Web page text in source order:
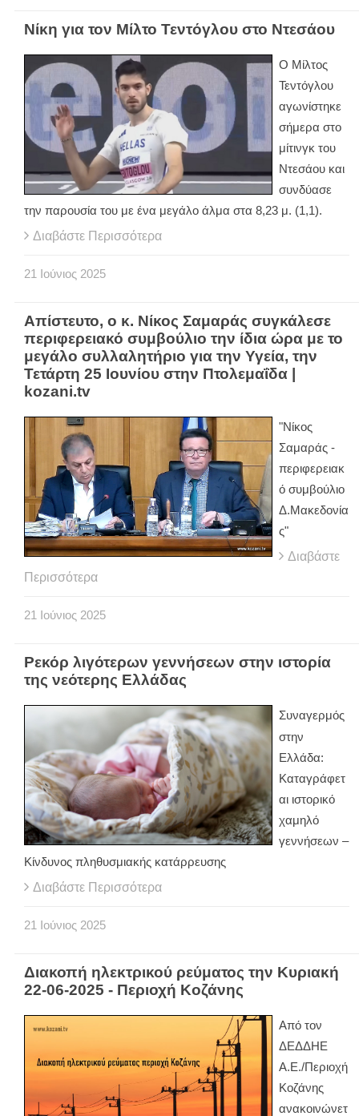
Νίκη για τον Μίλτο Τεντόγλου στο Ντεσάου
Ο Μίλτος
Τεντόγλου
αγωνίστηκε
σήμερα στο
μίτινγκ του
Ντεσάου και
συνδύασε
την παρουσία του με ένα μεγάλο άλμα στα 8,23 μ. (1,1).
Διαβάστε Περισσότερα
21 Ιούνιος 2025
Απίστευτο, ο κ. Νίκος Σαμαράς συγκάλεσε
περιφερειακό συμβούλιο την ίδια ώρα με το
μεγάλο συλλαλητήριο για την Υγεία, την
Τετάρτη 25 Ιουνίου στην Πτολεμαΐδα |
kozani.tv
"Νίκος
Σαμαράς -
περιφερειακ
ό συμβούλιο
Δ.Μακεδονία
ς"
Διαβάστε
Περισσότερα
21 Ιούνιος 2025
Ρεκόρ λιγότερων γεννήσεων στην ιστορία
της νεότερης Ελλάδας
Συναγερμός
στην
Ελλάδα:
Καταγράφετ
αι ιστορικό
χαμηλό
γεννήσεων –
Κίνδυνος πληθυσμιακής κατάρρευσης
Διαβάστε Περισσότερα
21 Ιούνιος 2025
Διακοπή ηλεκτρικού ρεύματος την Κυριακή
22-06-2025 - Περιοχή Κοζάνης
Από τον
ΔΕΔΔΗΕ
Α.Ε./Περιοχή
Κοζάνης
ανακοινώνετ